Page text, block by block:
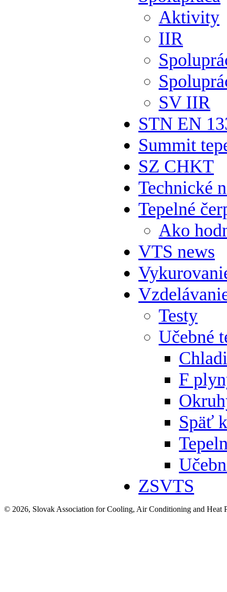
Aktivity
IIR
SV IIR
STN EN
Summit
SZ CHKT
Technické
Tepelné
Ako
VTS news
Testy
Učebné
F
Späť
ZSVTS
© 2026, Slovak Association for Cooling, Air Conditioning and Heat